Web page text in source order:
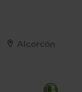
Alcorcón